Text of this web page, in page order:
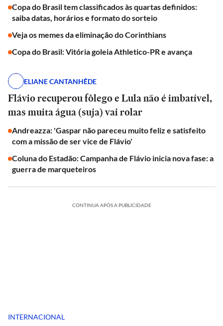
Copa do Brasil tem classificados às quartas definidos:
saiba datas, horários e formato do sorteio
Veja os memes da eliminação do Corinthians
Copa do Brasil: Vitória goleia Athletico-PR e avança
ELIANE CANTANHÊDE
Flávio recuperou fôlego e Lula não é imbatível,
mas muita água (suja) vai rolar
Andreazza: 'Gaspar não pareceu muito feliz e satisfeito
com a missão de ser vice de Flávio'
Coluna do Estadão: Campanha de Flávio inicia nova fase: a
guerra de marqueteiros
CONTINUA APÓS A PUBLICIDADE
INTERNACIONAL